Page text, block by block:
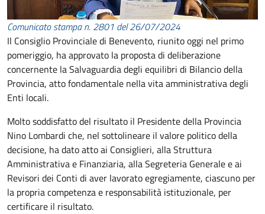
Comunicato stampa n. 2801 del 26/07/2024
Il Consiglio Provinciale di Benevento, riunito oggi nel primo
pomeriggio, ha approvato la proposta di deliberazione
concernente la Salvaguardia degli equilibri di Bilancio della
Provincia, atto fondamentale nella vita amministrativa degli
Enti locali.
Molto soddisfatto del risultato il Presidente della Provincia
Nino Lombardi che, nel sottolineare il valore politico della
decisione, ha dato atto ai Consiglieri, alla Struttura
Amministrativa e Finanziaria, alla Segreteria Generale e ai
Revisori dei Conti di aver lavorato egregiamente, ciascuno per
la propria competenza e responsabilità istituzionale, per
certificare il risultato.